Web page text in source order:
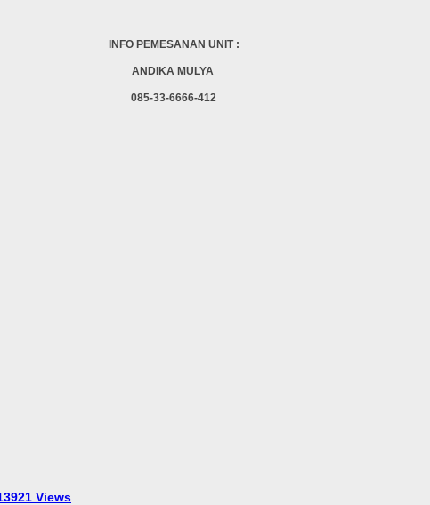
INFO PEMESANAN UNIT :
ANDIKA MULYA
085-33-6666-412
Views